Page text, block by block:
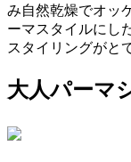
み自然乾燥でオッ
ーマスタイルにし
スタイリングがと
大人パーマ